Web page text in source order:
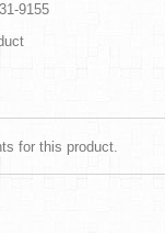
9155
for this product.